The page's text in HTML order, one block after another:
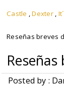
Castle ,Dexter ,
Reseñas breves
Posted by :